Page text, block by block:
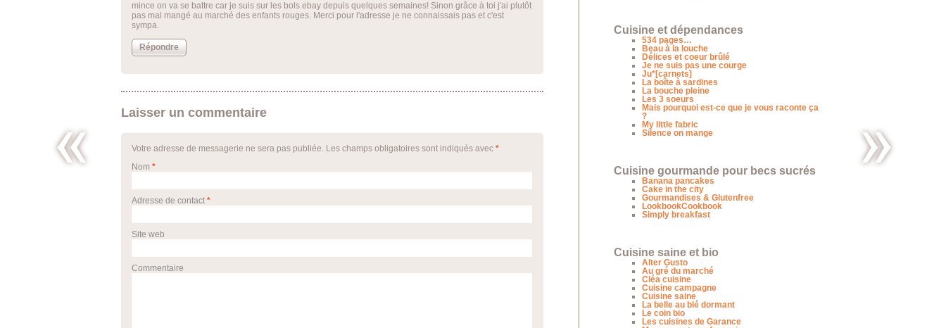
mince on va se battre car je suis sur les bols ebay depuis quelques semaines! Sinon grâce à toi j'ai plutôt
pas mal mangé au marché des enfants rouges. Merci pour l'adresse je ne connaissais pas et c'est
sympa.
Répondre
Laisser un commentaire
Votre adresse de messagerie ne sera pas publiée. Les champs obligatoires sont indiqués avec *
Nom *
Adresse de contact *
Site web
Commentaire
Cuisine et dépendances
534 pages…
Beau à la louche
Délices et coeur brûlé
Je ne suis pas une courge
Ju*[carnets]
La boîte à sardines
La bouche pleine
Les 3 soeurs
Mais pourquoi est-ce que je vous raconte ça
?
My little fabric
Silence on mange
Cuisine gourmande pour becs sucrés
Banana pancakes
Cake in the city
Gourmandises & Glutenfree
LookbookCookbook
Simply breakfast
Cuisine saine et bio
Alter Gusto
Au gré du marché
Cléa cuisine
Cuisine campagne
Cuisine saine
La belle au blé dormant
Le coin bio
Les cuisines de Garance